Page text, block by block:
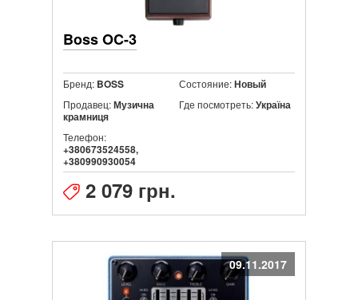
Boss OC-3
Бренд: BOSS Состояние:Новый
Продавец:Музична
крамниця
Где посмотреть:Україна
Телефон:
+380673524558,
+380990930054
2 079 грн.
09.11.2017